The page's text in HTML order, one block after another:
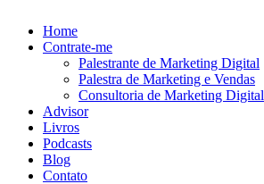
Home
Contrate-me
Palestrante de Marketing Digital
Palestra de Marketing e Vendas
Consultoria de Marketing Digital
Advisor
Livros
Podcasts
Blog
Contato